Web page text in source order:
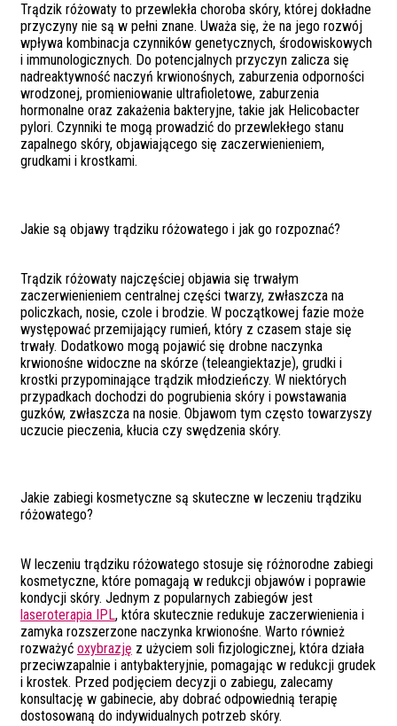
Trądzik różowaty to przewlekła choroba skóry, której dokładne
przyczyny nie są w pełni znane. Uważa się, że na jego rozwój
wpływa kombinacja czynników genetycznych, środowiskowych
i immunologicznych. Do potencjalnych przyczyn zalicza się
nadreaktywność naczyń krwionośnych, zaburzenia odporności
wrodzonej, promieniowanie ultrafioletowe, zaburzenia
hormonalne oraz zakażenia bakteryjne, takie jak Helicobacter
pylori. Czynniki te mogą prowadzić do przewlekłego stanu
zapalnego skóry, objawiającego się zaczerwienieniem,
grudkami i krostkami.
Jakie są objawy trądziku różowatego i jak go rozpoznać?
Trądzik różowaty najczęściej objawia się trwałym
zaczerwienieniem centralnej części twarzy, zwłaszcza na
policzkach, nosie, czole i brodzie. W początkowej fazie może
występować przemijający rumień, który z czasem staje się
trwały. Dodatkowo mogą pojawić się drobne naczynka
krwionośne widoczne na skórze (teleangiektazje), grudki i
krostki przypominające trądzik młodzieńczy. W niektórych
przypadkach dochodzi do pogrubienia skóry i powstawania
guzków, zwłaszcza na nosie. Objawom tym często towarzyszy
uczucie pieczenia, kłucia czy swędzenia skóry.
Jakie zabiegi kosmetyczne są skuteczne w leczeniu trądziku
różowatego?
W leczeniu trądziku różowatego stosuje się różnorodne zabiegi
kosmetyczne, które pomagają w redukcji objawów i poprawie
kondycji skóry. Jednym z popularnych zabiegów jest
laseroterapia IPL, która skutecznie redukuje zaczerwienienia i
zamyka rozszerzone naczynka krwionośne. Warto również
rozważyć oxybrazję z użyciem soli fizjologicznej, która działa
przeciwzapalnie i antybakteryjnie, pomagając w redukcji grudek
i krostek. Przed podjęciem decyzji o zabiegu, zalecamy
konsultację w gabinecie, aby dobrać odpowiednią terapię
dostosowaną do indywidualnych potrzeb skóry.